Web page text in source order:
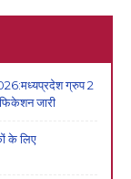
ग्रुप 2
जारी
के लिए